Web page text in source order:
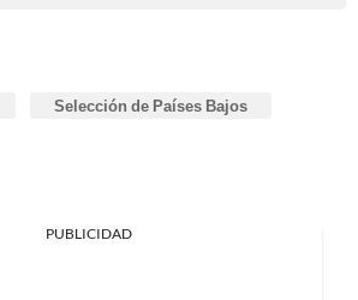
Selección de Países Bajos
PUBLICIDAD